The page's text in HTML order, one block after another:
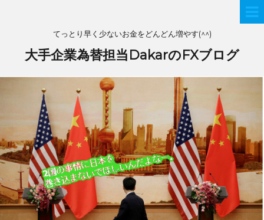
てっとり早く少ないお金をどんどん増やす(^^)
大手企業為替担当DakarのFXブログ